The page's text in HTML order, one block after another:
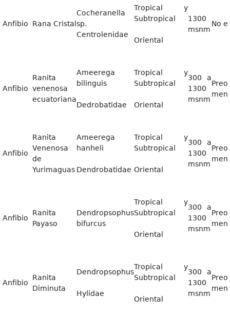
Anfibio Rana Cristal
Cocheranella
sp.
Centrolenidae
Tropical y
Subtropical
Oriental
1300
msnm
No
Anfibio
Ranita
venenosa
ecuatoriana
Ameerega
bilinguis
Dedrobatidae
Tropical y
Subtropical
Oriental
300 a
1300
msnm
Anfibio
Ranita
Venenosa
de
Yurimaguas
Ameerega
hanheli
Dendrobatidae
Tropical y
Subtropical
Oriental
300 a
1300
msnm
Anfibio
Ranita
Payaso
Dendropsophus
bifurcus
Tropical y
Subtropical
Oriental
300 a
1300
msnm
Anfibio
Ranita
Diminuta
Dendropsophus
Hylidae
Tropical y
Subtropical
Oriental
300 a
1300
msnm